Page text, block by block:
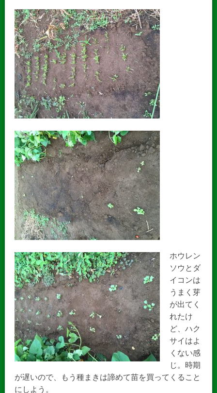
ホウレン
ソウとダ
イコンは
うまく芽
が出てく
れたけ
ど、ハク
サイはよ
くない感
じ。時期
が遅いので、もう種まきは諦めて苗を買ってくること
にしよう。